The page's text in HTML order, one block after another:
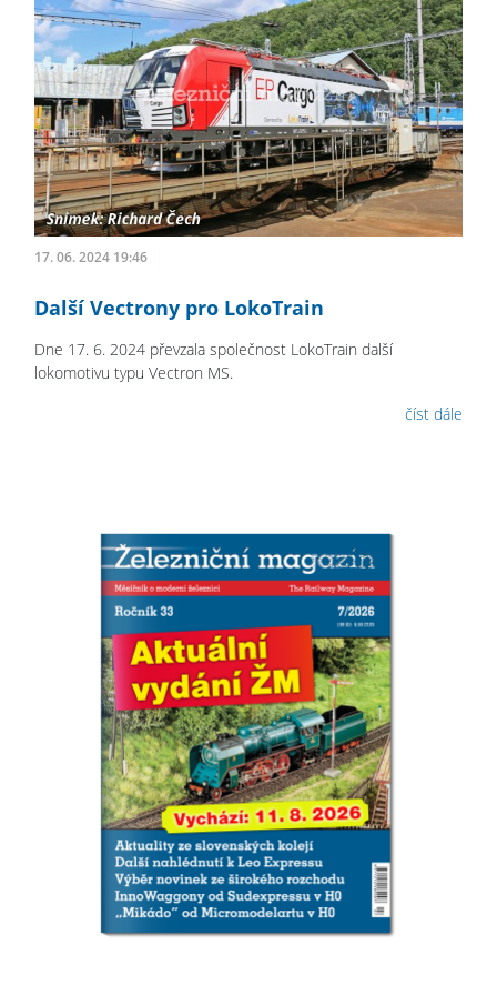
17. 06. 2024 19:46
Další Vectrony pro LokoTrain
Dne 17. 6. 2024 převzala společnost LokoTrain další
lokomotivu typu Vectron MS.
číst dále